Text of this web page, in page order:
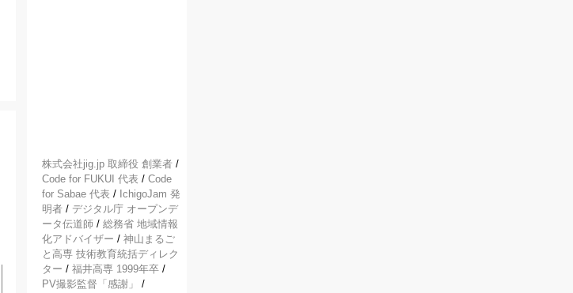
株式会社jig.jp 取締役 創業者 /
Code for FUKUI 代表 / Code
for Sabae 代表 / IchigoJam 発
明者 / デジタル庁 オープンデ
ータ伝道師 / 総務省 地域情報
化アドバイザー / 神山まるご
と高専 技術教育統括ディレク
ター / 福井高専 1999年卒 /
PV撮影監督「感謝」
/